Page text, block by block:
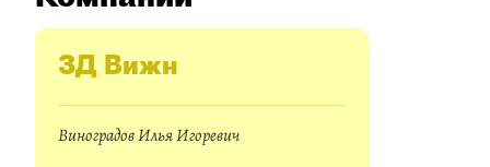
3Д Вижн
Виноградов Илья Игоревич